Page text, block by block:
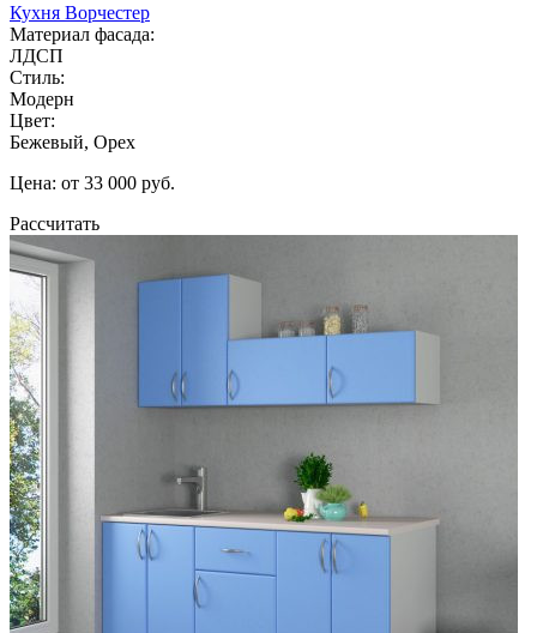
Кухня Ворчестер
Материал фасада:
ЛДСП
Стиль:
Модерн
Цвет:
Бежевый, Орех
Цена: от 33 000 руб.
Рассчитать